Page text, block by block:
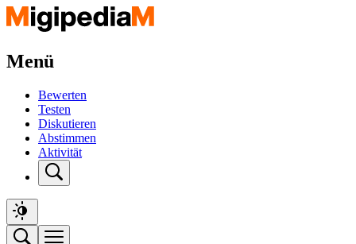
Menü
Bewerten
Testen
Diskutieren
Abstimmen
Aktivität